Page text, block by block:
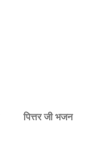
पित्तर जी भजन